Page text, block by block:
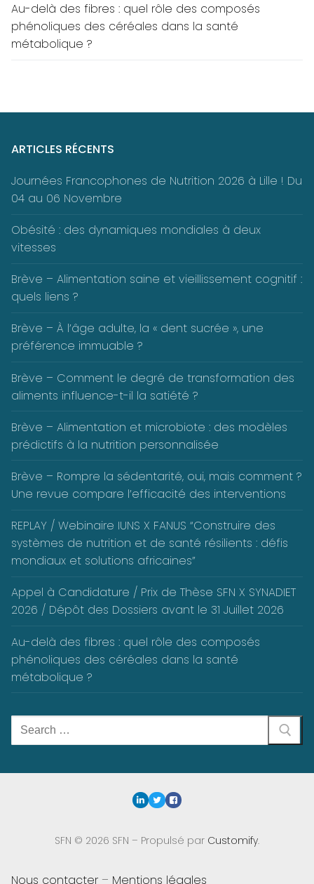
Au-delà des fibres : quel rôle des composés
phénoliques des céréales dans la santé
métabolique ?
ARTICLES RÉCENTS
Journées Francophones de Nutrition 2026 à Lille ! Du
04 au 06 Novembre
Obésité : des dynamiques mondiales à deux
vitesses
Brève – Alimentation saine et vieillissement cognitif :
quels liens ?
Brève – À l’âge adulte, la « dent sucrée », une
préférence immuable ?
Brève – Comment le degré de transformation des
aliments influence-t-il la satiété ?
Brève – Alimentation et microbiote : des modèles
prédictifs à la nutrition personnalisée
Brève – Rompre la sédentarité, oui, mais comment ?
Une revue compare l’efficacité des interventions
REPLAY / Webinaire IUNS X FANUS “Construire des
systèmes de nutrition et de santé résilients : défis
mondiaux et solutions africaines”
Appel à Candidature / Prix de Thèse SFN X SYNADIET
2026 / Dépôt des Dossiers avant le 31 Juillet 2026
Au-delà des fibres : quel rôle des composés
phénoliques des céréales dans la santé
métabolique ?
Rechercher
:
SFN © 2026 SFN – Propulsé par Customify.
Nous contacter – Mentions légales